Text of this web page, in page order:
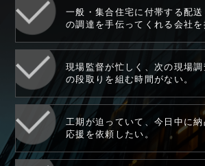
一般・集合住宅に付帯する配
の調達を手伝ってくれる会社を
現場監督が忙しく、次の現場
の段取りを組む時間がない。
工期が迫っていて、今日中に
応援を依頼したい。